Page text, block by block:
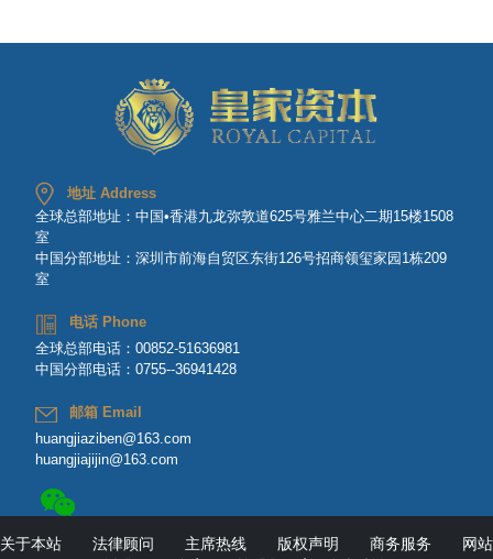
地址 Address
全球总部地址：中国•香港九龙弥敦道625号雅兰中心二期15楼1508
室
中国分部地址：深圳市前海自贸区东街126号招商领玺家园1栋209
室
电话 Phone
全球总部电话：00852-51636981
中国分部电话：0755--36941428
邮箱 Email
huangjiaziben@163.com
huangjiajijin@163.com
关于本站 法律顾问 主席热线 版权声明 商务服务
网站